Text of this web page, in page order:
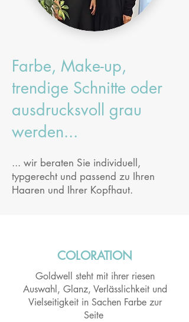
Farbe, Make-up,
trendige Schnitte oder
ausdrucksvoll grau
werden...
... wir beraten Sie individuell,
typgerecht und passend zu Ihren
Haaren und Ihrer Kopfhaut.
COLORATION
Goldwell steht mit ihrer riesen
Auswahl, Glanz, Verlässlichkeit und
Vielseitigkeit in Sachen Farbe zur
Seite